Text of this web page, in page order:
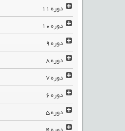
دوره
دوره
دوره
دوره
دوره
دوره
دوره